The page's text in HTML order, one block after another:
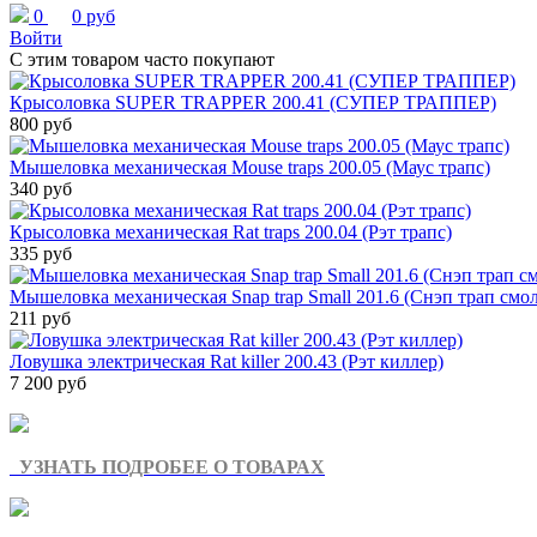
0
0 руб
Войти
С этим товаром часто покупают
Крысоловка SUPER TRAPPER 200.41 (СУПЕР ТРАППЕР)
800 руб
Мышеловка механическая Mouse traps 200.05 (Маус трапс)
340 руб
Крысоловка механическая Rat traps 200.04 (Рэт трапс)
335 руб
Мышеловка механическая Snap trap Small 201.6 (Снэп трап
211 руб
Ловушка электрическая Rat killer 200.43 (Рэт киллер)
7 200 руб
УЗНАТЬ ПОДРОБЕЕ О ТОВАРАХ